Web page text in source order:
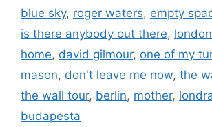
blue sky, roger waters, empty
is there anybody out there, london
home, david gilmour, one of my
mason, don't leave me now, the
the wall tour, berlin, mother,
budapesta